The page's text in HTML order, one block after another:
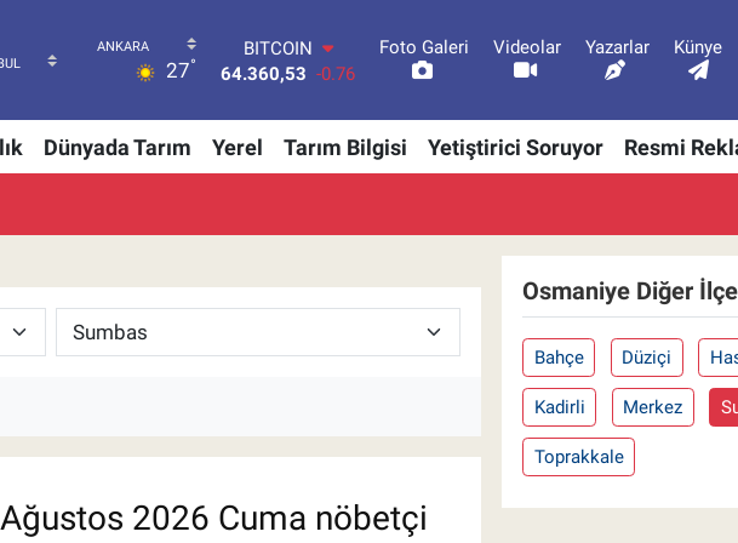
27°
BITCOIN
64.360,53 -0.76
47,7069 0.17
EURO
55,0265 0.01
Foto Galeri Videolar Yazarlar Künye
Dünyada Tarım Yerel Tarım Bilgisi Yetiştirici Soruyor Resmi
2026 Cuma nöbetçi
Osmaniye Diğer
Bahçe Düziçi
Kadirli Merkez
Toprakkale